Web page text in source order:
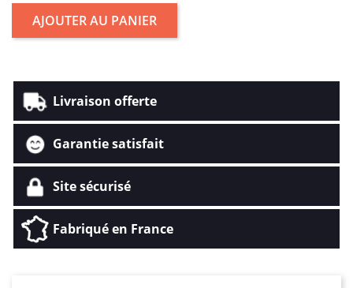
AJOUTER AU PANIER
Livraison offerte
Garantie satisfait
Site sécurisé
Fabriqué en France